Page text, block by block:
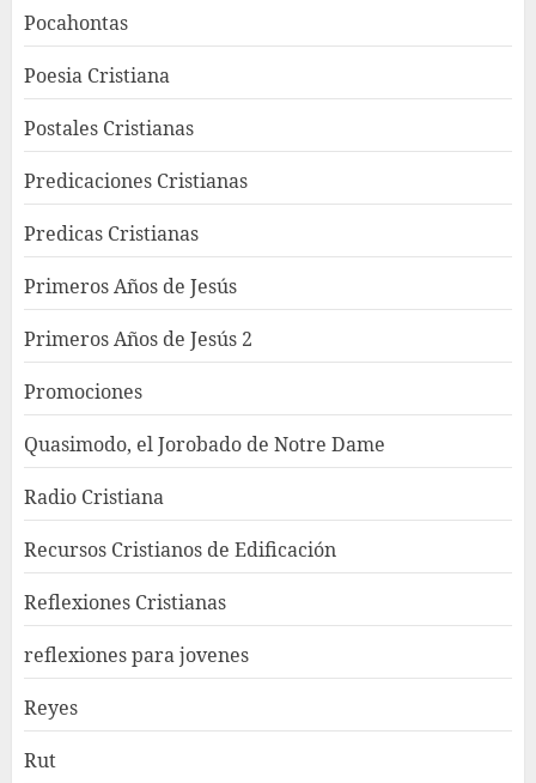
Pocahontas
Poesia Cristiana
Postales Cristianas
Predicaciones Cristianas
Predicas Cristianas
Primeros Años de Jesús
Primeros Años de Jesús 2
Promociones
Quasimodo, el Jorobado de Notre Dame
Radio Cristiana
Recursos Cristianos de Edificación
Reflexiones Cristianas
reflexiones para jovenes
Reyes
Rut